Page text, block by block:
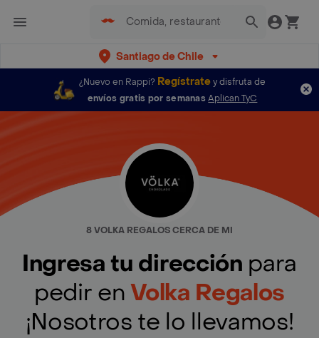
Santiago de Chile
¿Nuevo en Rappi? Regístratey disfruta de
envíos gratis por semanas Aplican TyC
8 VOLKA REGALOS CERCA DE MI
Ingresa tu dirección para
pedir enVolka Regalos
¡Nosotros te lo llevamos!